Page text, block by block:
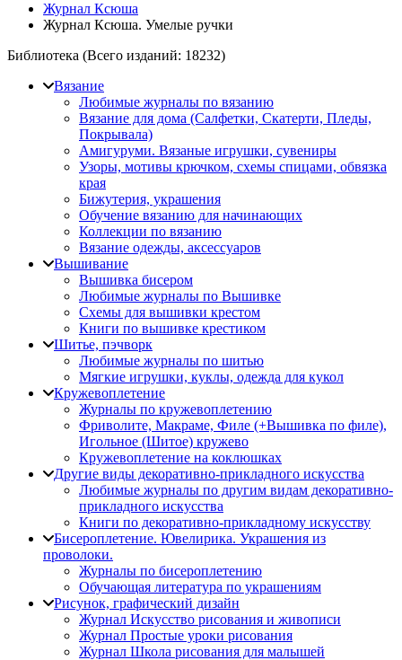
Журнал Ксюша
Журнал Ксюша. Умелые ручки
Библиотека (Всего изданий: 18232)
Вязание
Любимые журналы по вязанию
Вязание для дома (Салфетки, Скатерти, Пледы,
Покрывала)
Амигуруми. Вязаные игрушки, сувениры
Узоры, мотивы крючком, схемы спицами, обвязка
края
Бижутерия, украшения
Обучение вязанию для начинающих
Коллекции по вязанию
Вязание одежды, аксессуаров
Вышивание
Вышивка бисером
Любимые журналы по Вышивке
Схемы для вышивки крестом
Книги по вышивке крестиком
Шитье, пэчворк
Любимые журналы по шитью
Мягкие игрушки, куклы, одежда для кукол
Кружевоплетение
Журналы по кружевоплетению
Фриволите, Макраме, Филе (+Вышивка по филе),
Игольное (Шитое) кружево
Кружевоплетение на коклюшках
Другие виды декоративно-прикладного искусства
Любимые журналы по другим видам декоративно-
прикладного искусства
Книги по декоративно-прикладному искусству
Бисероплетение. Ювелирика. Украшения из
проволоки.
Журналы по бисероплетению
Обучающая литература по украшениям
Рисунок, графический дизайн
Журнал Искусство рисования и живописи
Журнал Простые уроки рисования
Журнал Школа рисования для малышей